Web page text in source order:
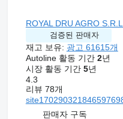
ROYAL DRU AGRO S.R.L.
검증된 판매자
재고 보유: 광고 61615개
Autoline 활동 기간 2년
시장 활동 기간 5년
4.3
리뷰 78개
판매자 구독